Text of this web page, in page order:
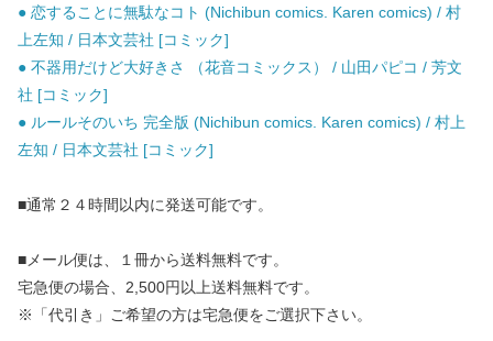
● 恋することに無駄なコト (Nichibun comics. Karen comics) / 村
上左知 / 日本文芸社 [コミック]
● 不器用だけど大好きさ （花音コミックス） / 山田パピコ / 芳文
社 [コミック]
● ルールそのいち 完全版 (Nichibun comics. Karen comics) / 村上
左知 / 日本文芸社 [コミック]
■通常２４時間以内に発送可能です。
■メール便は、１冊から送料無料です。
宅急便の場合、2,500円以上送料無料です。
※「代引き」ご希望の方は宅急便をご選択下さい。